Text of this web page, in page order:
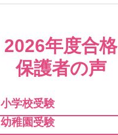
2026年度合格
保護者の声
小学校受験
幼稚園受験